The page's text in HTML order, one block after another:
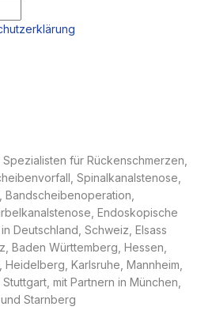
Spezialisten für Rückenschmerzen,
Spinalkanalstenose,
Bandscheibenoperation,
Endoskopische
in Deutschland, Schweiz, Elsass
Baden Württemberg, Hessen,
Heidelberg, Karlsruhe, Mannheim,
mit Partnern in München,
Starnberg